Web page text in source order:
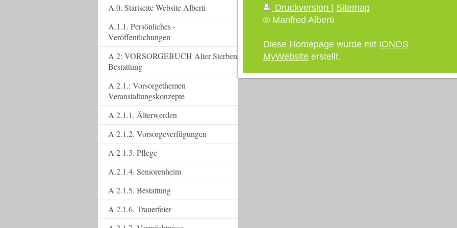
Druckversion
Sitemap
© Manfred Alberti
Diese Homepage wurde mit IONOS
MyWebsiteerstellt.
A.0. Startseite Website Alberti
A.1.1. Persönliches -
Veröffentlichungen
A 2: VORSORGEBUCH Alter Sterben
Bestattung
A 2.1.: Vorsorgethemen
Veranstaltungskonzepte
A 2.1.1. Älterwerden
A 2.1.2. Vorsorgeverfügungen
A 2 1.3. Pflege
A.2.1.4. Seniorenheim
A 2.1.5. Bestattung
A 2.1.6. Trauerfeier